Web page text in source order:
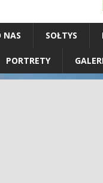
NAS SOŁTYS
PORTRETY